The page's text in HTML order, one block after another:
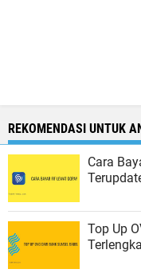
REKOMENDASI UNTUK
Cara
Top Up